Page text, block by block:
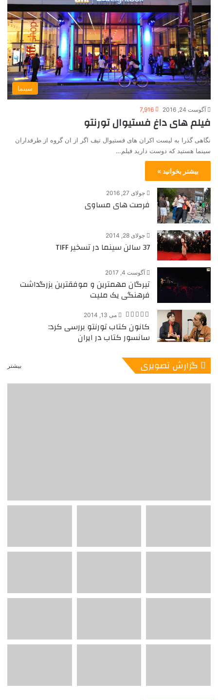
سینما
آگوست 24, 2016 7,916
فیلم های داغ فستیوال تورنتو
نگاهی گذرا به لیست اکران های فستیوال تیف اگر از ان گروه از طرفداران
سینما هستید که دوست دارید فیلم…
بیشتر بخوانید »
جولای 27, 2016
فرصت های مساوی
جولای 28, 2014
37 سالن سینما در تسخیر TIFF
آگوست 4, 2017
تیرگان مهمترین و موفقترین بزرگداشت
فرهنگی یک ملیت
می 13, 2014
کانون کتاب تورنتو بررسی کرد:
سانسور کتاب در ایران
گزارش تصویری بیشتر